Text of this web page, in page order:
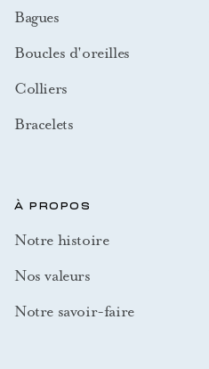
Bagues
Boucles d'oreilles
Colliers
Bracelets
À PROPOS
Notre histoire
Nos valeurs
Notre savoir-faire